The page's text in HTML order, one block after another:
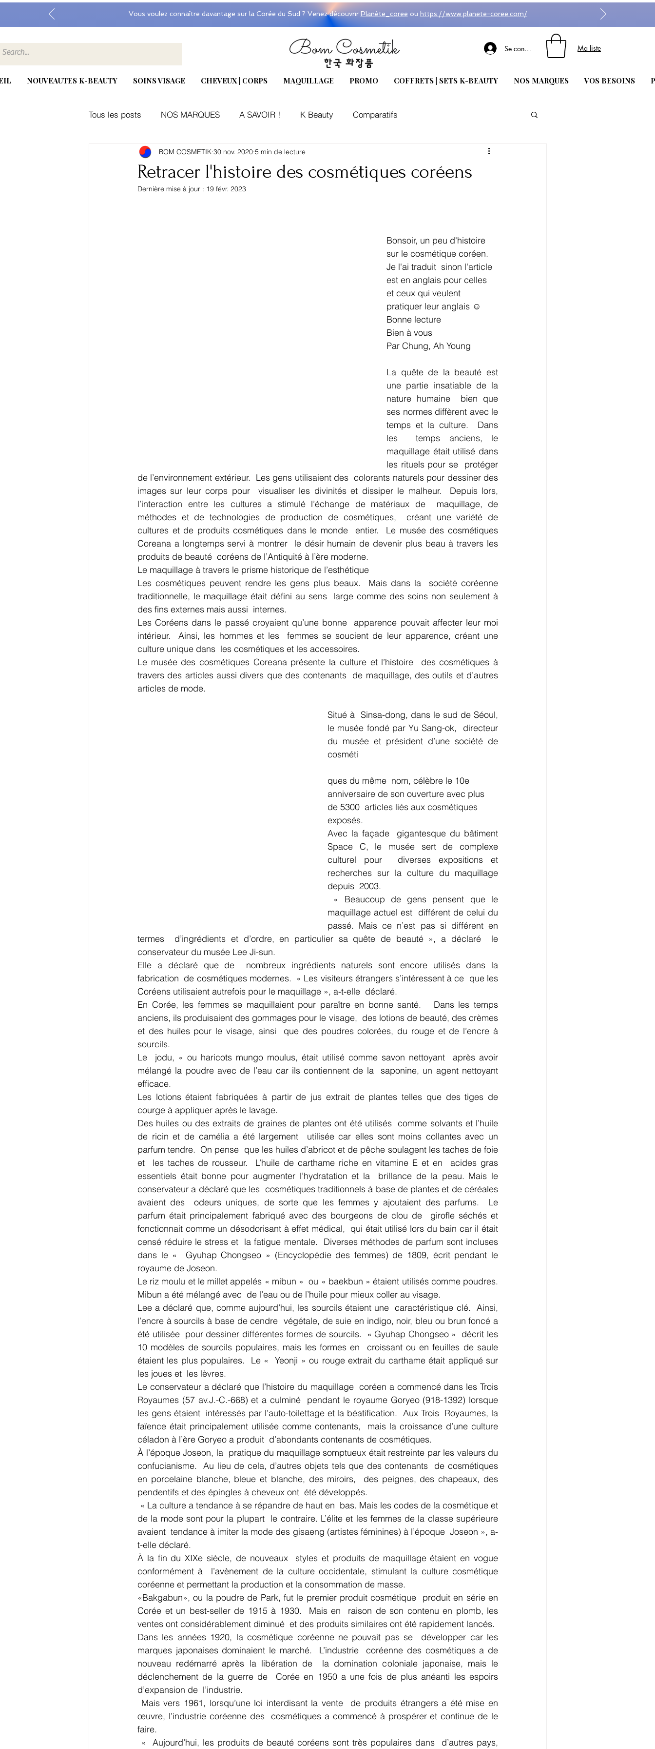
Vous voulez connaître davantage sur la Corée du Sud ? Venez découvrir Planète_coree ou https://www.planete-coree.com/
Se connecter Ma liste
NOUVEAUTES K-BEAUTY SOINS VISAGE CHEVEUX | CORPS MAQUILLAGE PROMO COFFRETS | SETS K-BEAUTY NOS MARQUES VOS BESOINS
Tous les posts NOS MARQUES A SAVOIR ! K Beauty Comparatifs
Kbeauty, exosome, medicube
Retracer l'histoire des cosmétiques coréens
BOM COSMETIK 30 nov. 2020 5 min de lecture
Dernière mise à jour : 19 févr. 2023
Bonsoir, un peu d'histoire
sur le cosmétique coréen.
Je l'ai traduit  sinon l'article
est en anglais pour celles
et ceux qui veulent
pratiquer leur anglais ☺️
Bonne lecture
Bien à vous
Par Chung, Ah Young
La quête de la beauté est
une partie insatiable de la
nature humaine  bien que
ses normes diffèrent avec le
temps et la culture.  Dans
les  temps anciens, le
maquillage était utilisé dans
les rituels pour se  protéger
de l’environnement extérieur.  Les gens utilisaient des  colorants naturels pour dessiner des
images sur leur corps pour  visualiser les divinités et dissiper le malheur.  Depuis lors,
l’interaction entre les cultures a stimulé l’échange de matériaux de  maquillage, de
méthodes et de technologies de production de cosmétiques,  créant une variété de
cultures et de produits cosmétiques dans le monde  entier.  Le musée des cosmétiques
Coreana a longtemps servi à montrer  le désir humain de devenir plus beau à travers les
produits de beauté  coréens de l’Antiquité à l’ère moderne.
Le maquillage à travers le prisme historique de l’esthétique
Les cosmétiques peuvent rendre les gens plus beaux.  Mais dans la  société coréenne
traditionnelle, le maquillage était défini au sens  large comme des soins non seulement à
des fins externes mais aussi  internes.
Les Coréens dans le passé croyaient qu’une bonne  apparence pouvait affecter leur moi
intérieur.  Ainsi, les hommes et les  femmes se soucient de leur apparence, créant une
culture unique dans  les cosmétiques et les accessoires.
Le musée des cosmétiques Coreana présente la culture et l’histoire  des cosmétiques à
travers des articles aussi divers que des contenants  de maquillage, des outils et d’autres
articles de mode.
Situé à  Sinsa-dong, dans le sud de Séoul,
le musée fondé par Yu Sang-ok,  directeur
du musée et président d’une société de
cosméti
ques du même  nom, célèbre le 10e
anniversaire de son ouverture avec plus
de 5300  articles liés aux cosmétiques
exposés.
Avec la façade  gigantesque du bâtiment
Space C, le musée sert de complexe
culturel pour  diverses expositions et
recherches sur la culture du maquillage
depuis  2003.
maquillage actuel est  différent de celui du
passé. Mais ce n’est pas si différent en
termes  d’ingrédients et d’ordre, en particulier sa quête de beauté », a déclaré  le
conservateur du musée Lee Ji-sun.
Elle a déclaré que de  nombreux ingrédients naturels sont encore utilisés dans la
fabrication  de cosmétiques modernes.  « Les visiteurs étrangers s’intéressent à ce  que les
Coréens utilisaient autrefois pour le maquillage », a-t-elle  déclaré.
En Corée, les femmes se maquillaient pour paraître en bonne santé.   Dans les temps
anciens, ils produisaient des gommages pour le visage,  des lotions de beauté, des crèmes
et des huiles pour le visage, ainsi  que des poudres colorées, du rouge et de l’encre à
sourcils.
Le  jodu, « ou haricots mungo moulus, était utilisé comme savon nettoyant  après avoir
mélangé la poudre avec de l’eau car ils contiennent de la  saponine, un agent nettoyant
efficace.
Les lotions étaient fabriquées à partir de jus extrait de plantes telles que des tiges de
courge à appliquer après le lavage.
Des huiles ou des extraits de graines de plantes ont été utilisés  comme solvants et l’huile
de ricin et de camélia a été largement  utilisée car elles sont moins collantes avec un
parfum tendre.  On pense  que les huiles d’abricot et de pêche soulagent les taches de foie
et  les taches de rousseur.  L’huile de carthame riche en vitamine E et en  acides gras
essentiels était bonne pour augmenter l’hydratation et la  brillance de la peau. Mais le
conservateur a déclaré que les  cosmétiques traditionnels à base de plantes et de céréales
avaient des  odeurs uniques, de sorte que les femmes y ajoutaient des parfums.  Le
parfum était principalement fabriqué avec des bourgeons de clou de  girofle séchés et
fonctionnait comme un désodorisant à effet médical,  qui était utilisé lors du bain car il était
censé réduire le stress et  la fatigue mentale.  Diverses méthodes de parfum sont incluses
dans le «  Gyuhap Chongseo » (Encyclopédie des femmes) de 1809, écrit pendant le
royaume de Joseon.
Le riz moulu et le millet appelés « mibun »  ou « baekbun » étaient utilisés comme poudres.
Mibun a été mélangé avec  de l’eau ou de l’huile pour mieux coller au visage.
Lee a déclaré que, comme aujourd’hui, les sourcils étaient une  caractéristique clé.  Ainsi,
l’encre à sourcils à base de cendre  végétale, de suie en indigo, noir, bleu ou brun foncé a
été utilisée  pour dessiner différentes formes de sourcils.  « Gyuhap Chongseo »  décrit les
10 modèles de sourcils populaires, mais les formes en  croissant ou en feuilles de saule
étaient les plus populaires.  Le «  Yeonji » ou rouge extrait du carthame était appliqué sur
les joues et  les lèvres.
Le conservateur a déclaré que l’histoire du maquillage  coréen a commencé dans les Trois
Royaumes (57 av.J.-C.-668) et a culminé  pendant le royaume Goryeo (918-1392) lorsque
les gens étaient  intéressés par l’auto-toilettage et la béatification.  Aux Trois  Royaumes, la
faïence était principalement utilisée comme contenants,  mais la croissance d’une culture
céladon à l’ère Goryeo a produit  d’abondants contenants de cosmétiques.
À l’époque Joseon, la  pratique du maquillage somptueux était restreinte par les valeurs du
confucianisme.  Au lieu de cela, d’autres objets tels que des contenants  de cosmétiques
en porcelaine blanche, bleue et blanche, des miroirs,  des peignes, des chapeaux, des
pendentifs et des épingles à cheveux ont  été développés.
de la mode sont pour la plupart  le contraire. L’élite et les femmes de la classe supérieure
avaient  tendance à imiter la mode des gisaeng (artistes féminines) à l’époque  Joseon », a-
t-elle déclaré.
À la fin du XIXe siècle, de nouveaux  styles et produits de maquillage étaient en vogue
conformément à  l’avènement de la culture occidentale, stimulant la culture cosmétique
coréenne et permettant la production et la consommation de masse.
«Bakgabun», ou la poudre de Park, fut le premier produit cosmétique  produit en série en
Corée et un best-seller de 1915 à 1930.  Mais en  raison de son contenu en plomb, les
ventes ont considérablement diminué  et des produits similaires ont été rapidement lancés.
Dans les années 1920, la cosmétique coréenne ne pouvait pas se  développer car les
marques japonaises dominaient le marché.  L’industrie  coréenne des cosmétiques a de
nouveau redémarré après la libération de  la domination coloniale japonaise, mais le
déclenchement de la guerre de  Corée en 1950 a une fois de plus anéanti les espoirs
d’expansion de  l’industrie.
œuvre, l’industrie coréenne des  cosmétiques a commencé à prospérer et continue de le
faire.